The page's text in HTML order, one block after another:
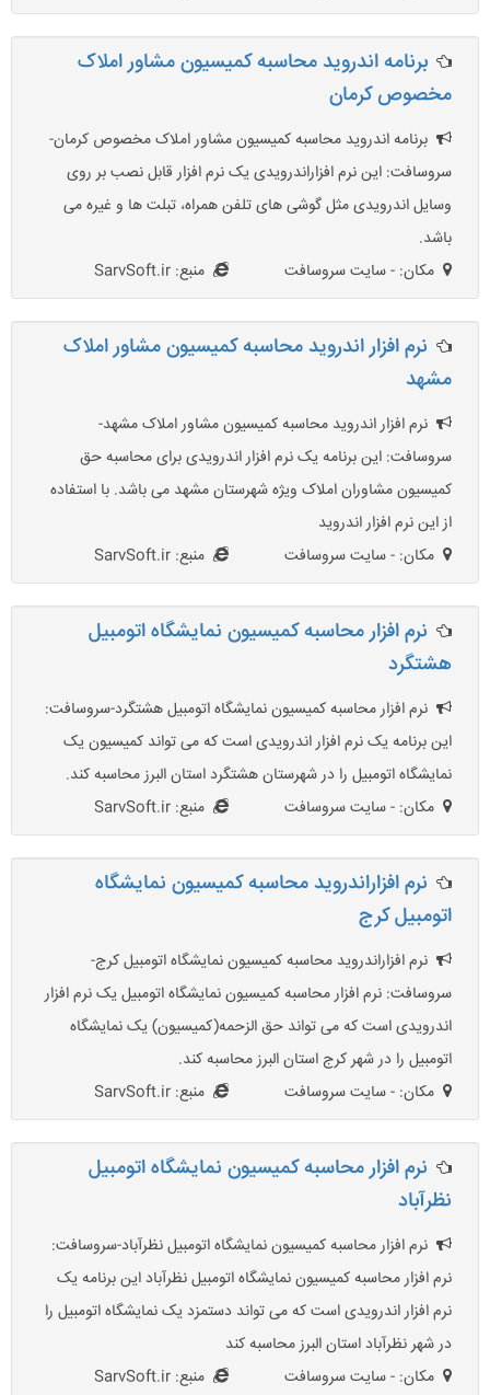
برنامه اندروید محاسبه کمیسیون مشاور املاک
مخصوص کرمان
برنامه اندروید محاسبه کمیسیون مشاور املاک مخصوص کرمان-
سروسافت: این نرم افزاراندرویدی یک نرم افزار قابل نصب بر روی
وسایل اندرویدی مثل گوشی های تلفن همراه، تبلت ها و غیره می
باشد.
مکان: - سایت سروسافت
منبع: SarvSoft.ir
نرم افزار اندروید محاسبه کمیسیون مشاور املاک
مشهد
نرم افزار اندروید محاسبه کمیسیون مشاور املاک مشهد-
سروسافت: این برنامه یک نرم افزار اندرویدی برای محاسبه حق
کمیسیون مشاوران املاک ویژه شهرستان مشهد می باشد. با استفاده
از این نرم افزار اندروید
مکان: - سایت سروسافت
منبع: SarvSoft.ir
نرم افزار محاسبه کمیسیون نمایشگاه اتومبیل
هشتگرد
نرم افزار محاسبه کمیسیون نمایشگاه اتومبیل هشتگرد-سروسافت:
این برنامه یک نرم افزار اندرویدی است که می تواند کمیسیون یک
نمایشگاه اتومبیل را در شهرستان هشتگرد استان البرز محاسبه کند.
مکان: - سایت سروسافت
منبع: SarvSoft.ir
نرم افزاراندروید محاسبه کمیسیون نمایشگاه
اتومبیل کرج
نرم افزاراندروید محاسبه کمیسیون نمایشگاه اتومبیل کرج-
سروسافت: نرم افزار محاسبه کمیسیون نمایشگاه اتومبیل یک نرم افزار
اندرویدی است که می تواند حق الزحمه(کمیسیون) یک نمایشگاه
اتومبیل را در شهر کرج استان البرز محاسبه کند.
مکان: - سایت سروسافت
منبع: SarvSoft.ir
نرم افزار محاسبه کمیسیون نمایشگاه اتومبیل
نظرآباد
نرم افزار محاسبه کمیسیون نمایشگاه اتومبیل نظرآباد-سروسافت:
نرم افزار محاسبه کمیسیون نمایشگاه اتومبیل نظرآباد این برنامه یک
نرم افزار اندرویدی است که می تواند دستمزد یک نمایشگاه اتومبیل را
در شهر نظرآباد استان البرز محاسبه کند
مکان: - سایت سروسافت
منبع: SarvSoft.ir